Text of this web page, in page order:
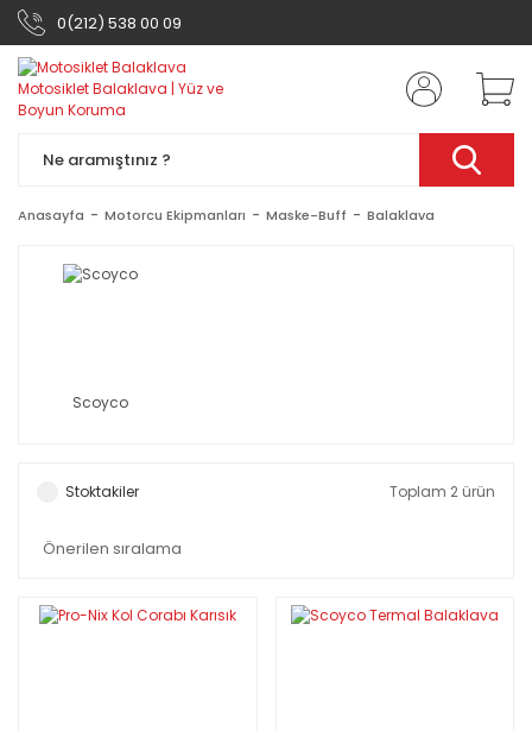
0(212) 538 00 09
Anasayfa Motorcu Ekipmanları Maske-Buff Balaklava
Scoyco
Stoktakiler Toplam 2 ürün